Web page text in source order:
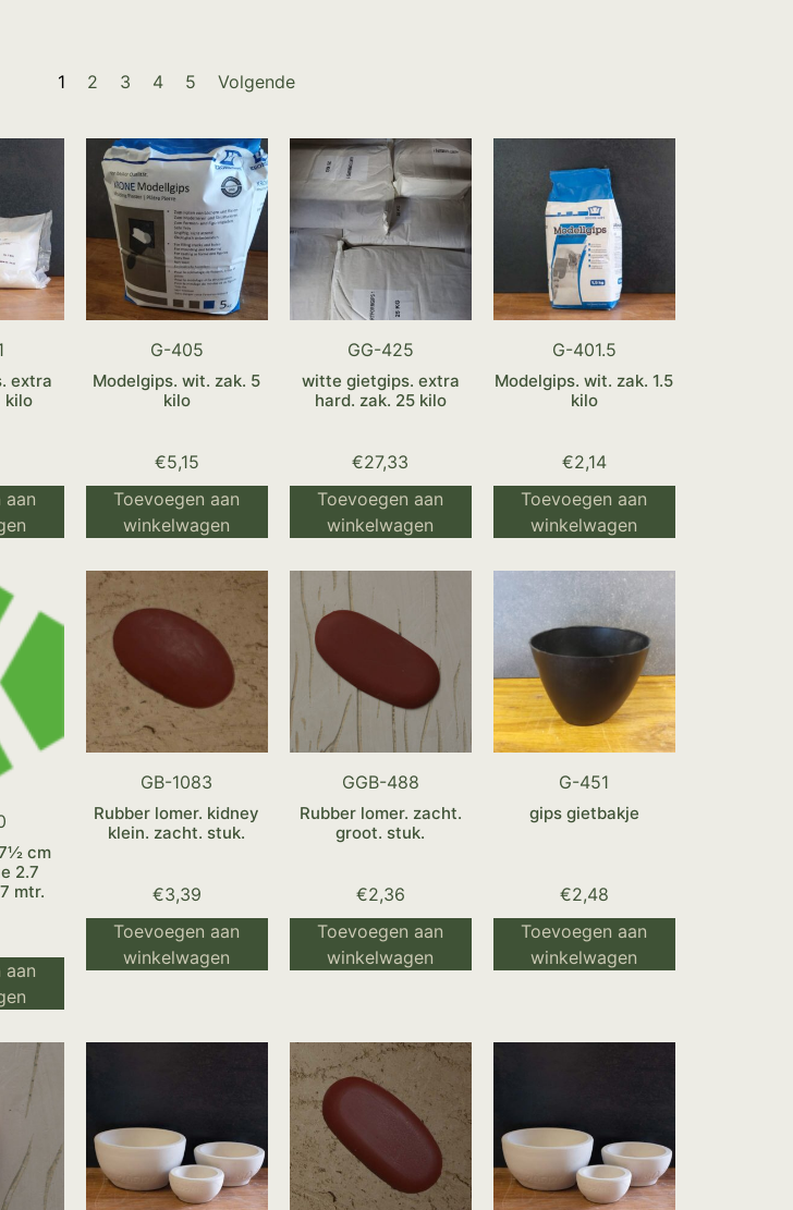
1 2 3 4 5 Volgende
extra
kilo
aan
G-405
Modelgips. wit. zak. 5
kilo
€5,15
Toevoegen aan
winkelwagen
GG-425
witte gietgips. extra
hard. zak. 25 kilo
€27,33
Toevoegen aan
winkelwagen
G-401.5
Modelgips. wit. zak. 1.5
kilo
€2,14
Toevoegen aan
winkelwagen
cm
2.7
mtr.
aan
GB-1083
Rubber lomer. kidney
klein. zacht. stuk.
€3,39
Toevoegen aan
winkelwagen
GGB-488
Rubber lomer. zacht.
groot. stuk.
€2,36
Toevoegen aan
winkelwagen
G-451
gips gietbakje
€2,48
Toevoegen aan
winkelwagen